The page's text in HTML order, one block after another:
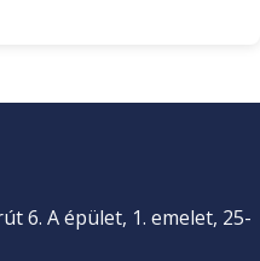
6. A épület, 1. emelet, 25-